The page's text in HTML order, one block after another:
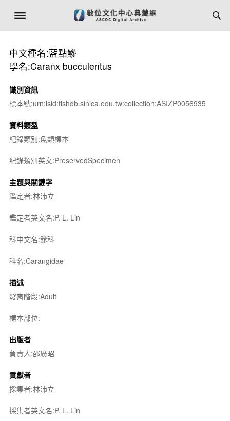
中文種名:藍點鰺
學名:Caranx bucculentus
識別資訊
標本號:urn:lsid:fishdb.sinica.edu.tw:collection:ASIZP0056935
資料類型
紀錄類別:魚類標本
紀錄類別英文:PreservedSpecimen
主題與關鍵字
鑑定者:林沛立
鑑定者英文名:P. L. Lin
科中文名:鰺科
科名:Carangidae
描述
發育階段:Adult
標本部位:
出版者
負責人:邵廣昭
貢獻者
採集者:林沛立
採集者英文名:P. L. Lin